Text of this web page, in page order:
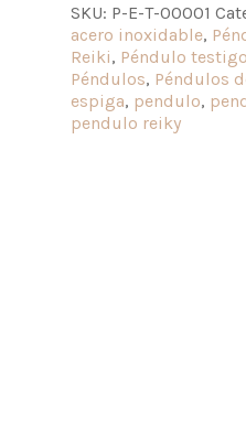
SKU: P-E-T-00001
acero inoxidable,
Reiki, Péndulo testigo
Péndulos, Péndulos
espiga, pendulo,
pendulo reiky